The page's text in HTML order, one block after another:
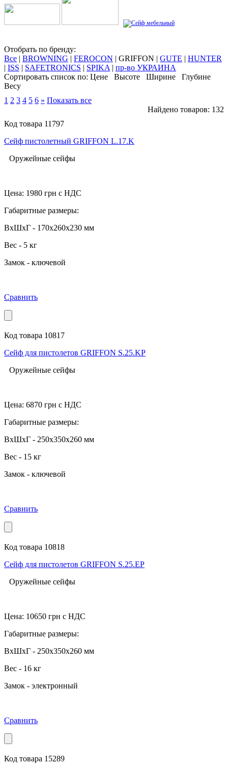
Отобрать по бренду:
Все | BROWNING | FEROCON | GRIFFON | GUTE | HUNTER
| ISS | SAFETRONICS | SPIKA | пр-во УКРАИНА
Сортировать список по: Цене Высоте Ширине
Глубине
Весу
1 2 3 4 5 6 » Показать все
Найдено товаров: 132
Код товара 11797
Сейф пистолетный GRIFFON L.17.K
Оружейные сейфы
Цена: 1980 грн с НДС
Габаритные размеры:
ВхШхГ - 170x260x230 мм
Вес - 5 кг
Замок - ключевой
Сравнить
Код товара 10817
Сейф для пистолетов GRIFFON S.25.KP
Оружейные сейфы
Цена: 6870 грн с НДС
Габаритные размеры:
ВхШхГ - 250x350x260 мм
Вес - 15 кг
Замок - ключевой
Сравнить
Код товара 10818
Сейф для пистолетов GRIFFON S.25.EP
Оружейные сейфы
Цена: 10650 грн с НДС
Габаритные размеры:
ВхШхГ - 250x350x260 мм
Вес - 16 кг
Замок - электронный
Сравнить
Код товара 15289